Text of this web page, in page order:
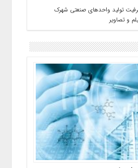
تولید واحدهای صنعتی شهرک
و تصاویر